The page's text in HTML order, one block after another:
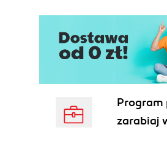
Essentials of Ray Remote
Composition of Remote
Ray Remote Best
Bringing It Together with
4. Remote Actors
Understanding the Actor
zarabiaj